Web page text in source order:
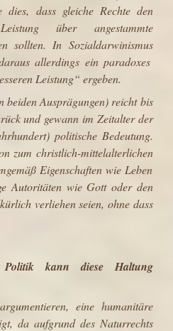
dies, dass gleiche Rechte den
Leistungüber angestammte
sollten. In Sozialdarwinismus
allerdings einparadoxes
Leistung“ ergeben.
Ausprägungen) reicht bis
und gewann im Zeitalter der
politische Bedeutung.
zum christlich-mittelalterlichen
Eigenschaften wie Leben
Autoritäten wie Gottoder den
verliehen seien, ohne dass
kann diese Haltung
eine humanitäre
da aufgrund des Naturrechts